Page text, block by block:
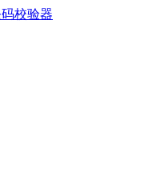
校验器